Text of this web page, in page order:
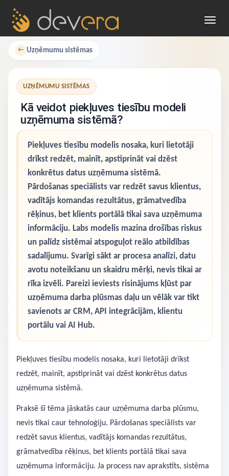
← Uzņēmumu sistēmas
UZŅĒMUMU SISTĒMAS
Kā veidot piekļuves tiesību modeli
uzņēmuma sistēmā?
Piekļuves tiesību modelis nosaka, kuri lietotāji
drīkst redzēt, mainīt, apstiprināt vai dzēst
konkrētus datus uzņēmuma sistēmā.
Pārdošanas speciālists var redzēt savus klientus,
vadītājs komandas rezultātus, grāmatvedība
rēķinus, bet klients portālā tikai sava uzņēmuma
informāciju. Labs modelis mazina drošības riskus
un palīdz sistēmai atspoguļot reālo atbildības
sadalījumu. Svarīgi sākt ar procesa analīzi, datu
avotu noteikšanu un skaidru mērķi, nevis tikai ar
rīka izvēli. Pareizi ieviests risinājums kļūst par
uzņēmuma darba plūsmas daļu un vēlāk var tikt
savienots ar CRM, API integrācijām, klientu
portālu vai AI Hub.
Piekļuves tiesību modelis nosaka, kuri lietotāji drīkst
redzēt, mainīt, apstiprināt vai dzēst konkrētus datus
uzņēmuma sistēmā.
Praksē šī tēma jāskatās caur uzņēmuma darba plūsmu,
nevis tikai caur tehnoloģiju. Pārdošanas speciālists var
redzēt savus klientus, vadītājs komandas rezultātus,
grāmatvedība rēķinus, bet klients portālā tikai sava
uzņēmuma informāciju. Ja process nav aprakstīts, sistēma